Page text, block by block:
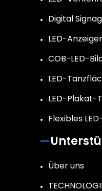
Digital
LED-
COB-LED-
LED-
LED-Plakat-
Flexibles
Über uns